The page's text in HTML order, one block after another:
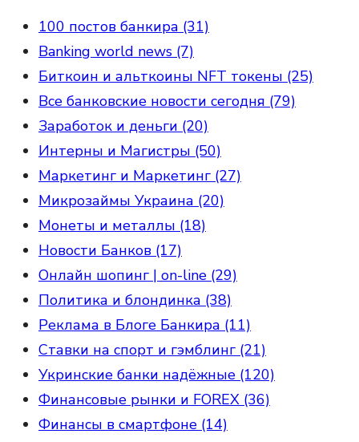
100 постов банкира (31)
Banking world news (7)
Биткоин и альткоины NFT токены (25)
Все банковские новости сегодня (79)
Заработок и деньги (20)
Интерны и Магистры (50)
Маркетинг и Маркетинг (27)
Микрозаймы Украина (20)
Монеты и металлы (18)
Новости Банков (17)
Онлайн шопинг | on-line (29)
Политика и блондинка (38)
Реклама в Блоге Банкира (11)
Ставки на спорт и гэмблинг (21)
Укринские банки надёжные (120)
Финансовые рынки и FOREX (36)
Финансы в смартфоне (14)